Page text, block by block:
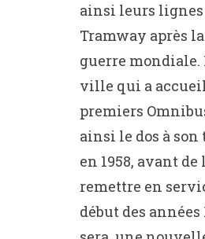
ainsi leurs lignes
Tramway après
guerre mondiale.
ville qui a
premiers
ainsi le dos à
en 1958, avant de
remettre en
début des années